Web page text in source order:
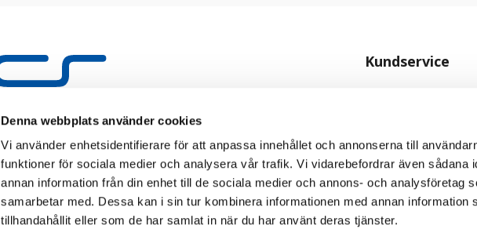
Denna webbplats använder cookies
Vi använder enhetsidentifierare för att anpassa innehållet och annonserna till
funktioner för sociala medier och analysera vår trafik. Vi vidarebefordrar även sådana
annan information från din enhet till de sociala medier och annons- och analysföretag
samarbetar med. Dessa kan i sin tur kombinera informationen med annan information
tillhandahållit eller som de har samlat in när du har använt deras tjänster.
Kundservice
Cookiepolicy